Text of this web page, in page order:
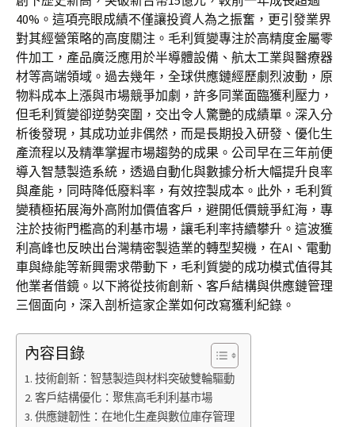
40%。這項亮眼成績不僅讓投資人為之振奮，更引發業界
對其經營策略的高度關注。毛利質變專注於高精度金屬零
件加工，產品廣泛應用於半導體設備、航太工業與醫療器
材等高端領域。過去幾年，全球供應鏈經歷劇烈波動，原
物料成本上漲與市場競爭加劇，許多同業面臨獲利壓力，
但毛利質變卻逆勢突圍，交出令人驚艷的成績單。深入分
析後發現，其成功並非偶然，而是長期投入研發、優化生
產流程以及精準掌握市場趨勢的成果。公司早在三年前便
導入智慧製造系統，透過自動化與數據分析大幅提升良率
與產能，同時降低廢料率，有效控製成本。此外，毛利質
變積極拓展海外高附加價值客戶，避開低價競爭紅海，專
注於技術門檻高的利基市場，讓毛利率持續攀升。這波獲
利高峰也反映出台灣精密製造業的轉型契機，在AI、電動
車與綠能等新興需求帶動下，毛利質變的成功模式值得其
他業者借鏡。以下將從技術創新、客戶結構與供應鏈管理
三個面向，深入剖析這家企業如何改寫獲利紀錄。
內容目錄
技術創新：智慧製造與材料突破雙輪驅動
客戶結構優化：聚焦高毛利利基市場
供應鏈韌性：在地化生產與數位庫存管理